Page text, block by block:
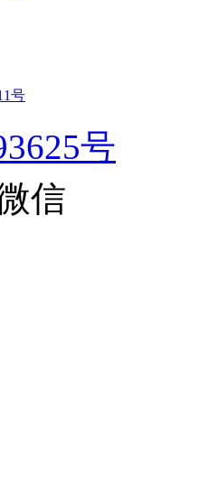
号
号
信